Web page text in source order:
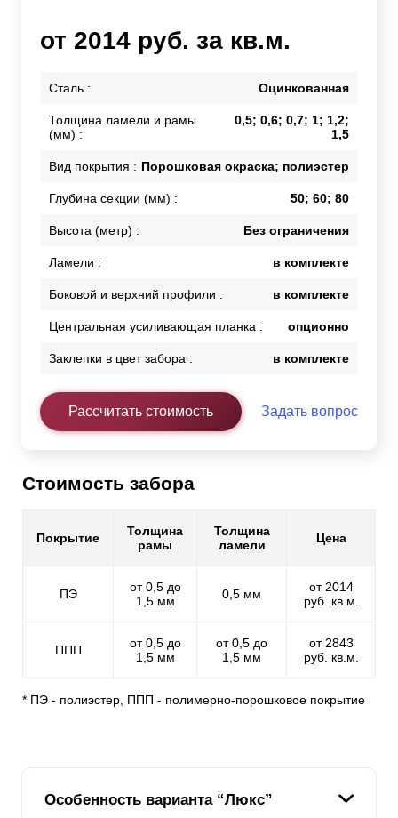
от 2014 руб. за кв.м.
Сталь : Оцинкованная
Толщина ламели и рамы
(мм) :
0,5; 0,6; 0,7; 1; 1,2;
1,5
Вид покрытия : Порошковая окраска; полиэстер
Глубина секции (мм) : 50; 60; 80
Высота (метр) : Без ограничения
Ламели : в комплекте
Боковой и верхний профили : в комплекте
Центральная усиливающая планка : опционно
Заклепки в цвет забора : в комплекте
Рассчитать стоимость Задать вопрос
Стоимость забора
Покрытие
Толщина
рамы
Толщина
ламели
Цена
ПЭ
от 0,5 до
1,5 мм
0,5 мм
от 2014
руб. кв.м.
ППП
от 0,5 до
1,5 мм
от 0,5 до
1,5 мм
от 2843
руб. кв.м.
* ПЭ - полиэстер, ППП - полимерно-порошковое покрытие
Особенность варианта “Люкс”